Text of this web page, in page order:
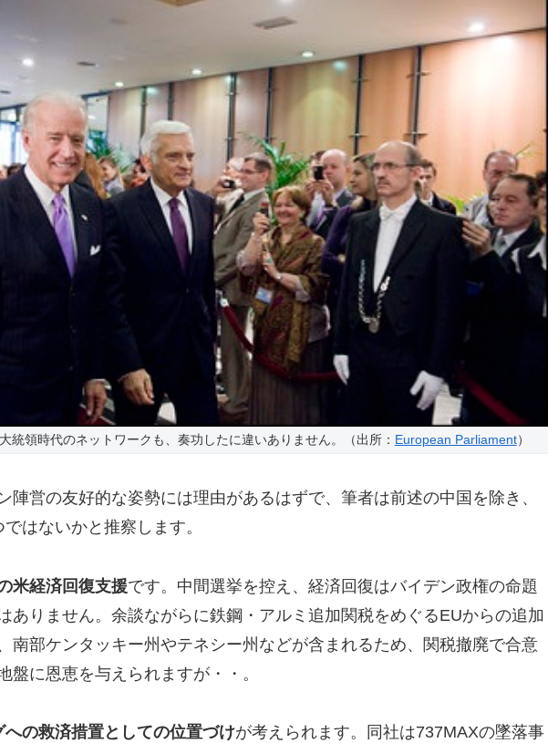
統領時代のネットワークも、奏功したに違いありません。（出所： European Parliament）
陣営の友好的な姿勢には理由があるはずで、筆者は前述の中国を除き、
はないかと推察します。
米経済回復支援です。中間選挙を控え、経済回復はバイデン政権の命題
ありません。余談ながらに鉄鋼・アルミ追加関税をめぐるEUからの追加
南部ケンタッキー州やテネシー州などが含まれるため、関税撤廃で合意
盤に恩恵を与えられますが・・。
への救済措置としての位置づけが考えられます。同社は737MAXの墜落事